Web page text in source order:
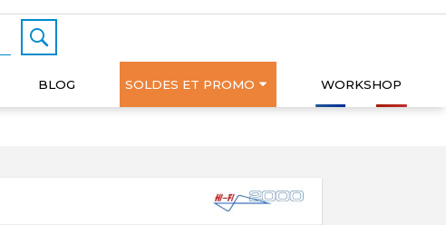
BLOG SOLDES ET PROMO WORKSHOP